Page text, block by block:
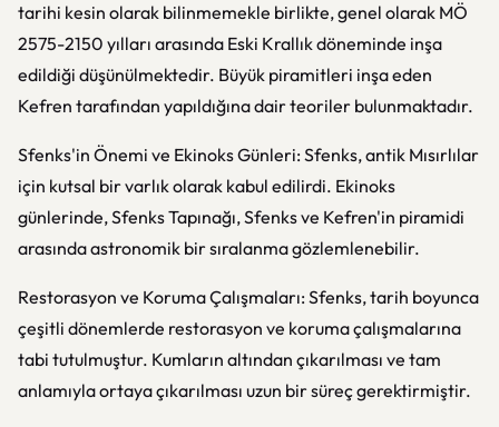
tarihi kesin olarak bilinmemekle birlikte, genel olarak MÖ
2575-2150 yılları arasında Eski Krallık döneminde inşa
edildiği düşünülmektedir. Büyük piramitleri inşa eden
Kefren tarafından yapıldığına dair teoriler bulunmaktadır.
Sfenks'in Önemi ve Ekinoks Günleri: Sfenks, antik Mısırlılar
için kutsal bir varlık olarak kabul edilirdi. Ekinoks
günlerinde, Sfenks Tapınağı, Sfenks ve Kefren'in piramidi
arasında astronomik bir sıralanma gözlemlenebilir.
Restorasyon ve Koruma Çalışmaları: Sfenks, tarih boyunca
çeşitli dönemlerde restorasyon ve koruma çalışmalarına
tabi tutulmuştur. Kumların altından çıkarılması ve tam
anlamıyla ortaya çıkarılması uzun bir süreç gerektirmiştir.